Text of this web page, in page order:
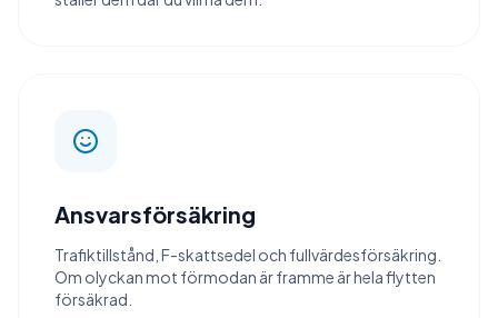
Ansvarsförsäkring
Trafiktillstånd, F-skattsedel och fullvärdesförsäkring.
Om olyckan mot förmodan är framme är hela flytten
försäkrad.